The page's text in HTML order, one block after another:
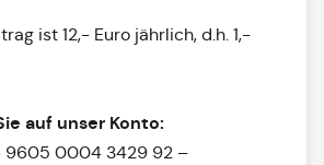
ist 12,- Euro jährlich, d.h. 1,-
auf unser Konto:
9605 0004 3429 92 –